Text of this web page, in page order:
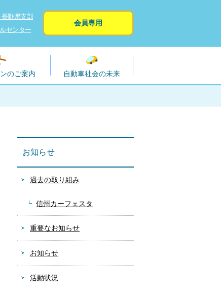
野県支部
センター
会員専用
のご案内 自動車社会の未来
お知らせ
過去の取り組み
信州カーフェスタ
重要なお知らせ
お知らせ
活動状況